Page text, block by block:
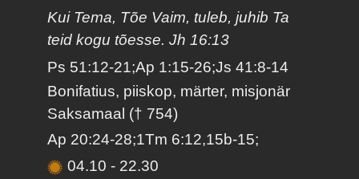
Kui Tema, Tõe Vaim, tuleb, juhib Ta
teid kogu tõesse. Jh 16:13
Ps 51:12-21;Ap 1:15-26;Js 41:8-14
Bonifatius, piiskop, märter, misjonär
Saksamaal († 754)
Ap 20:24-28;1Tm 6:12,15b-15;
04.10- 22.30